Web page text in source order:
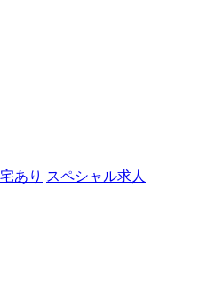
あり スペシャル求人